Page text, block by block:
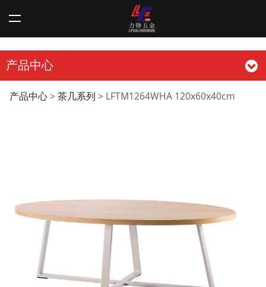
产品中心
LFTM1264WHA
产品中心> 茶几系列 > LFTM1264WHA 120x60x40cm